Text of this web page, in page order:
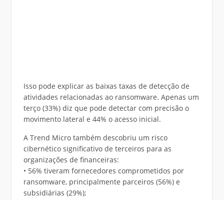
Isso pode explicar as baixas taxas de detecção de
atividades relacionadas ao ransomware. Apenas um
terço (33%) diz que pode detectar com precisão o
movimento lateral e 44% o acesso inicial.
A Trend Micro também descobriu um risco
cibernético significativo de terceiros para as
organizações de financeiras:
• 56% tiveram fornecedores comprometidos por
ransomware, principalmente parceiros (56%) e
subsidiárias (29%);